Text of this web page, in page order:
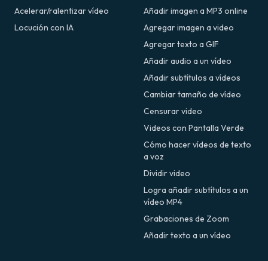
Acelerar/ralentizar vídeo
Locución con IA
Añadir imagen a MP3 online
Agregar imagen a video
Agregar texto a GIF
Añadir audio a un vídeo
Añadir subtítulos a vídeos
Cambiar tamaño de vídeo
Censurar video
Videos con Pantalla Verde
Cómo hacer vídeos de texto
a voz
Dividir video
Logra añadir subtítulos a un
vídeo MP4
Grabaciones de Zoom
Añadir texto a un vídeo